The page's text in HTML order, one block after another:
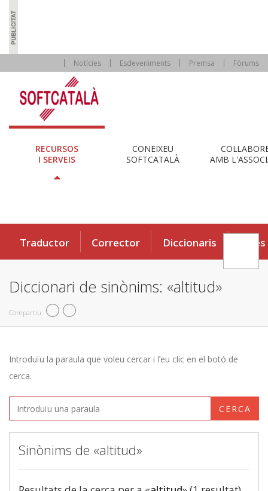
Notícies Esdeveniments Premsa Fòrums
RECURSOS
I SERVEIS
CONEIXEU
SOFTCATALÀ
AMB
Traductor Corrector Diccionaris Eines
Diccionari de sinònims: «altitud»
Compartiu
Introduïu la paraula que voleu cercar i feu clic en el botó de
cerca.
CERCA
Sinònims de «altitud»